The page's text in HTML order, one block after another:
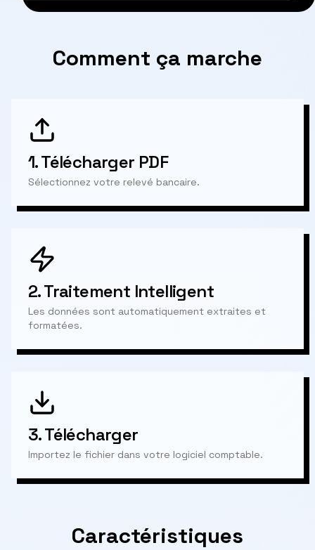
Comment ça marche
1.Télécharger PDF
Sélectionnez votre relevé bancaire.
2.Traitement Intelligent
Les données sont automatiquement extraites et
formatées.
3.Télécharger
Importez le fichier dans votre logiciel comptable.
Caractéristiques